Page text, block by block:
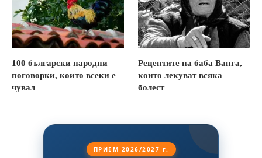
100 български народни
поговорки, които всеки е
чувал
Рецептите на баба Ванга,
които лекуват всяка
болест
ПРИЕМ 2026/2027 г.